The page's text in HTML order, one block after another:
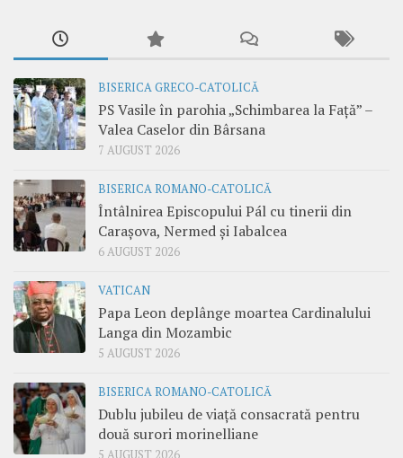
BISERICA GRECO-CATOLICĂ
PS Vasile în parohia „Schimbarea la Față” –
Valea Caselor din Bârsana
7 AUGUST 2026
BISERICA ROMANO-CATOLICĂ
Întâlnirea Episcopului Pál cu tinerii din
Carașova, Nermed și Iabalcea
6 AUGUST 2026
VATICAN
Papa Leon deplânge moartea Cardinalului
Langa din Mozambic
5 AUGUST 2026
BISERICA ROMANO-CATOLICĂ
Dublu jubileu de viață consacrată pentru
două surori morinelliane
5 AUGUST 2026